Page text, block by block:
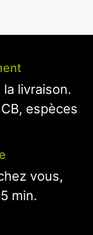
livraison.
espèces
vous,
min.